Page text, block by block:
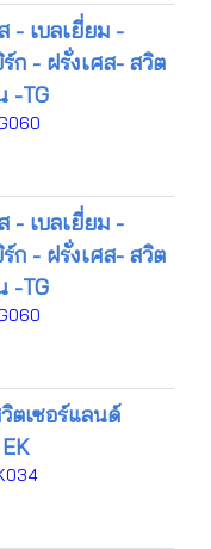
- เบลเยี่ยม -
ก - ฝรั่งเศส- สวิต
-TG
- เบลเยี่ยม -
ก - ฝรั่งเศส- สวิต
-TG
ตเซอร์แลนด์